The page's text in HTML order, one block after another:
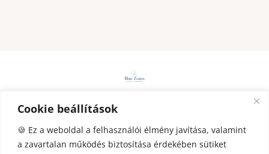
Cookie beállítások
🍪 Ez a weboldal a felhasználói élmény javítása, valamint
a zavartalan működés biztosítása érdekében sütiket
a
o
k
ADATKEZELÉS | IMPRESSZUM
AT | IDŐPONTOT FOGLALOK |HEALTH
COACHING|STRESSZMENEDZSMENT